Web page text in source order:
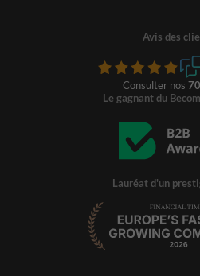
Avis des
Consulter nos
Le gagnant du
Lauréat d'un